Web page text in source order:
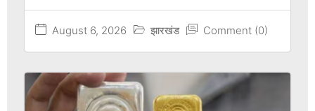
August 6, 2026 झारखंड Comment (0)